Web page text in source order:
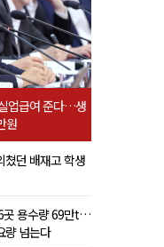
업급여 준다…생
원
던 배재고 학생
곳 용수량 69만t…
량 넘는다